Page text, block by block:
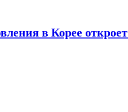
в Корее